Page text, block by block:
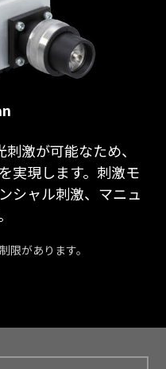
激が可能なため、
実現します。刺激モ
シャル刺激、マニュ
限があります。